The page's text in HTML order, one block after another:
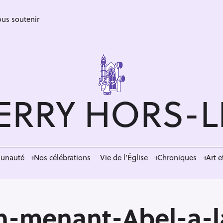
soutenir
HORS-
Nos célébrations Vie de l’Église Chroniques Art